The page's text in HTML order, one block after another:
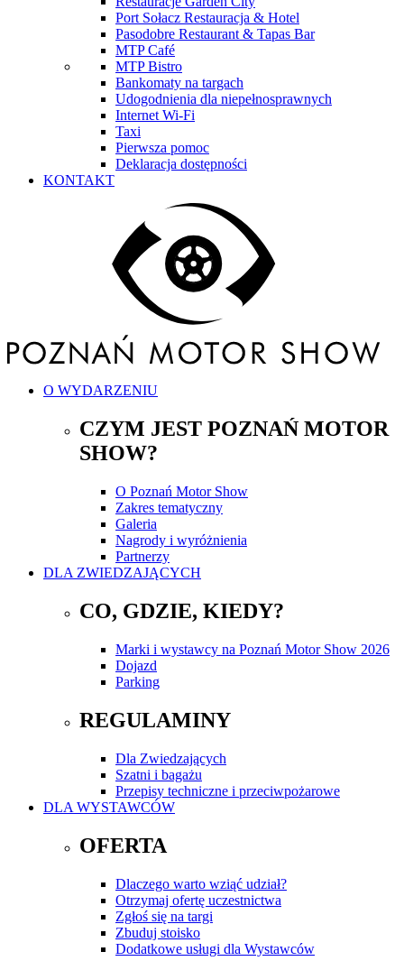
Port Sołacz Restauracja & Hotel
Pasodobre Restaurant & Tapas Bar
MTP Café
MTP Bistro
Bankomaty na targach
Udogodnienia dla niepełnosprawnych
Internet Wi-Fi
Taxi
Pierwsza pomoc
Deklaracja dostępności
KONTAKT
O WYDARZENIU
CZYM JEST POZNAŃ MOTOR
SHOW?
O Poznań Motor Show
Zakres tematyczny
Galeria
Nagrody i wyróżnienia
Partnerzy
DLA ZWIEDZAJĄCYCH
CO, GDZIE, KIEDY?
Marki i wystawcy na Poznań Motor Show 2026
Dojazd
Parking
REGULAMINY
Dla Zwiedzających
Szatni i bagażu
Przepisy techniczne i przeciwpożarowe
DLA WYSTAWCÓW
OFERTA
Dlaczego warto wziąć udział?
Otrzymaj ofertę uczestnictwa
Zgłoś się na targi
Zbuduj stoisko
Dodatkowe usługi dla Wystawców